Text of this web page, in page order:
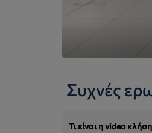
Συχνές
Τι είναι η video